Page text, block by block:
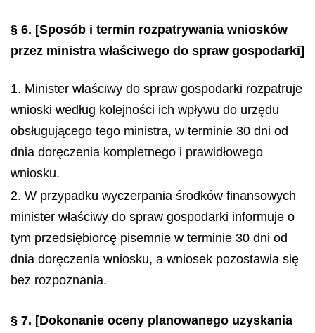
§ 6. [Sposób i termin rozpatrywania wniosków
przez ministra właściwego do spraw gospodarki]
1. Minister właściwy do spraw gospodarki rozpatruje
wnioski według kolejności ich wpływu do urzędu
obsługującego tego ministra, w terminie 30 dni od
dnia doręczenia kompletnego i prawidłowego
wniosku.
2. W przypadku wyczerpania środków finansowych
minister właściwy do spraw gospodarki informuje o
tym przedsiębiorcę pisemnie w terminie 30 dni od
dnia doręczenia wniosku, a wniosek pozostawia się
bez rozpoznania.
§ 7. [Dokonanie oceny planowanego uzyskania